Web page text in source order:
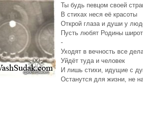
Ты будь певцом своей
В стихах неся её красоты
Открой глаза и души у
Пусть любят Родины
-
Уходят в вечность все
Уйдёт туда и человек
И лишь стихи, идущие с
Останутся для жизни, не